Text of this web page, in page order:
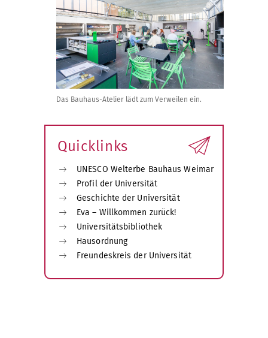
Das Bauhaus-Atelier lädt zum Verweilen ein.
Quicklinks
UNESCO Welterbe Bauhaus Weimar
Profil der Universität
Geschichte der Universität
Eva – Willkommen zurück!
Universitätsbibliothek
Hausordnung
Freundeskreis der Universität